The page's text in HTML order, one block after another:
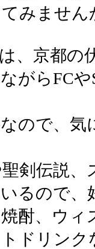
みません
、京都
がらFC
ので、
剣伝説
るので
酎、ウ
ドリン